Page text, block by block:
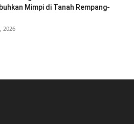
Mimpi di Tanah Rempang-
2026